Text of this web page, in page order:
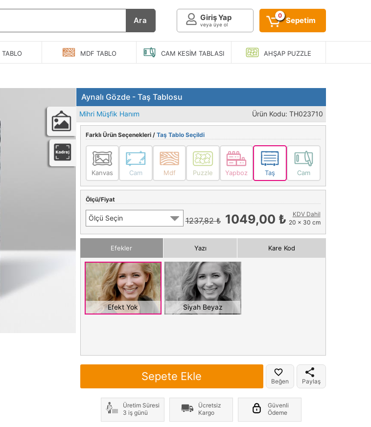
Ara Giriş Yap
veya üye ol
0
Sepetim
TABLO MDF TABLO CAM KESIM TABLASI AHŞAPPUZZLE
Aynalı Gözde - Taş Tablosu
Mihri Müşfik Hanım Ürün Kodu: TH023710
Farklı Ürün Seçenekleri / Taş Tablo Seçildi
Kanvas Cam Mdf Puzzle Yapboz Taş Cam
Ölçü/Fiyat
Ölçü Seçin 1237,82 ₺ 1049,00 ₺
KDV Dahil
20 x 30 cm
Efekler Yazı Kare Kod
Efekt Yok Siyah Beyaz
Sepete Ekle Beğen Paylaş
Üretim Süresi
3 iş günü
Ücretsiz
Kargo
Güvenli
Ödeme